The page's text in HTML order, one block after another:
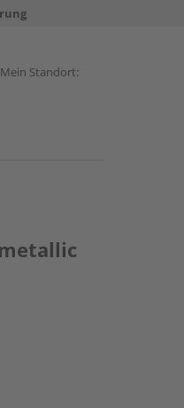
Mein Standort: